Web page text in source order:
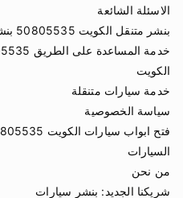
الاسئلة الشائعة
بنشر متنقل الكويت 50805535 بنشر تبديل تواير وبطاريات سيارات
الكويت
خدمة سيارات متنقلة
سياسة الخصوصية
السيارات
من نحن
شريكنا الجديد: بنشر سيارات